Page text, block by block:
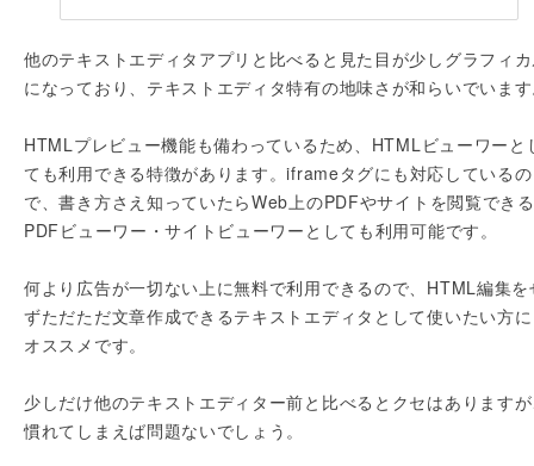
他のテキストエディタアプリと比べると見た目が少しグラフィ
になっており、テキストエディタ特有の地味さが和らいでいま
HTMLプレビュー機能も備わっているため、HTMLビューワーと
ても利用できる特徴があります。iframeタグにも対応しているの
で、書き方さえ知っていたらWeb上のPDFやサイトを閲覧できる
PDFビューワー・サイトビューワーとしても利用可能です。
何より広告が一切ない上に無料で利用できるので、HTML編集を
ずただただ文章作成できるテキストエディタとして使いたい方
オススメです。
少しだけ他のテキストエディター前と比べるとクセはあります
慣れてしまえば問題ないでしょう。